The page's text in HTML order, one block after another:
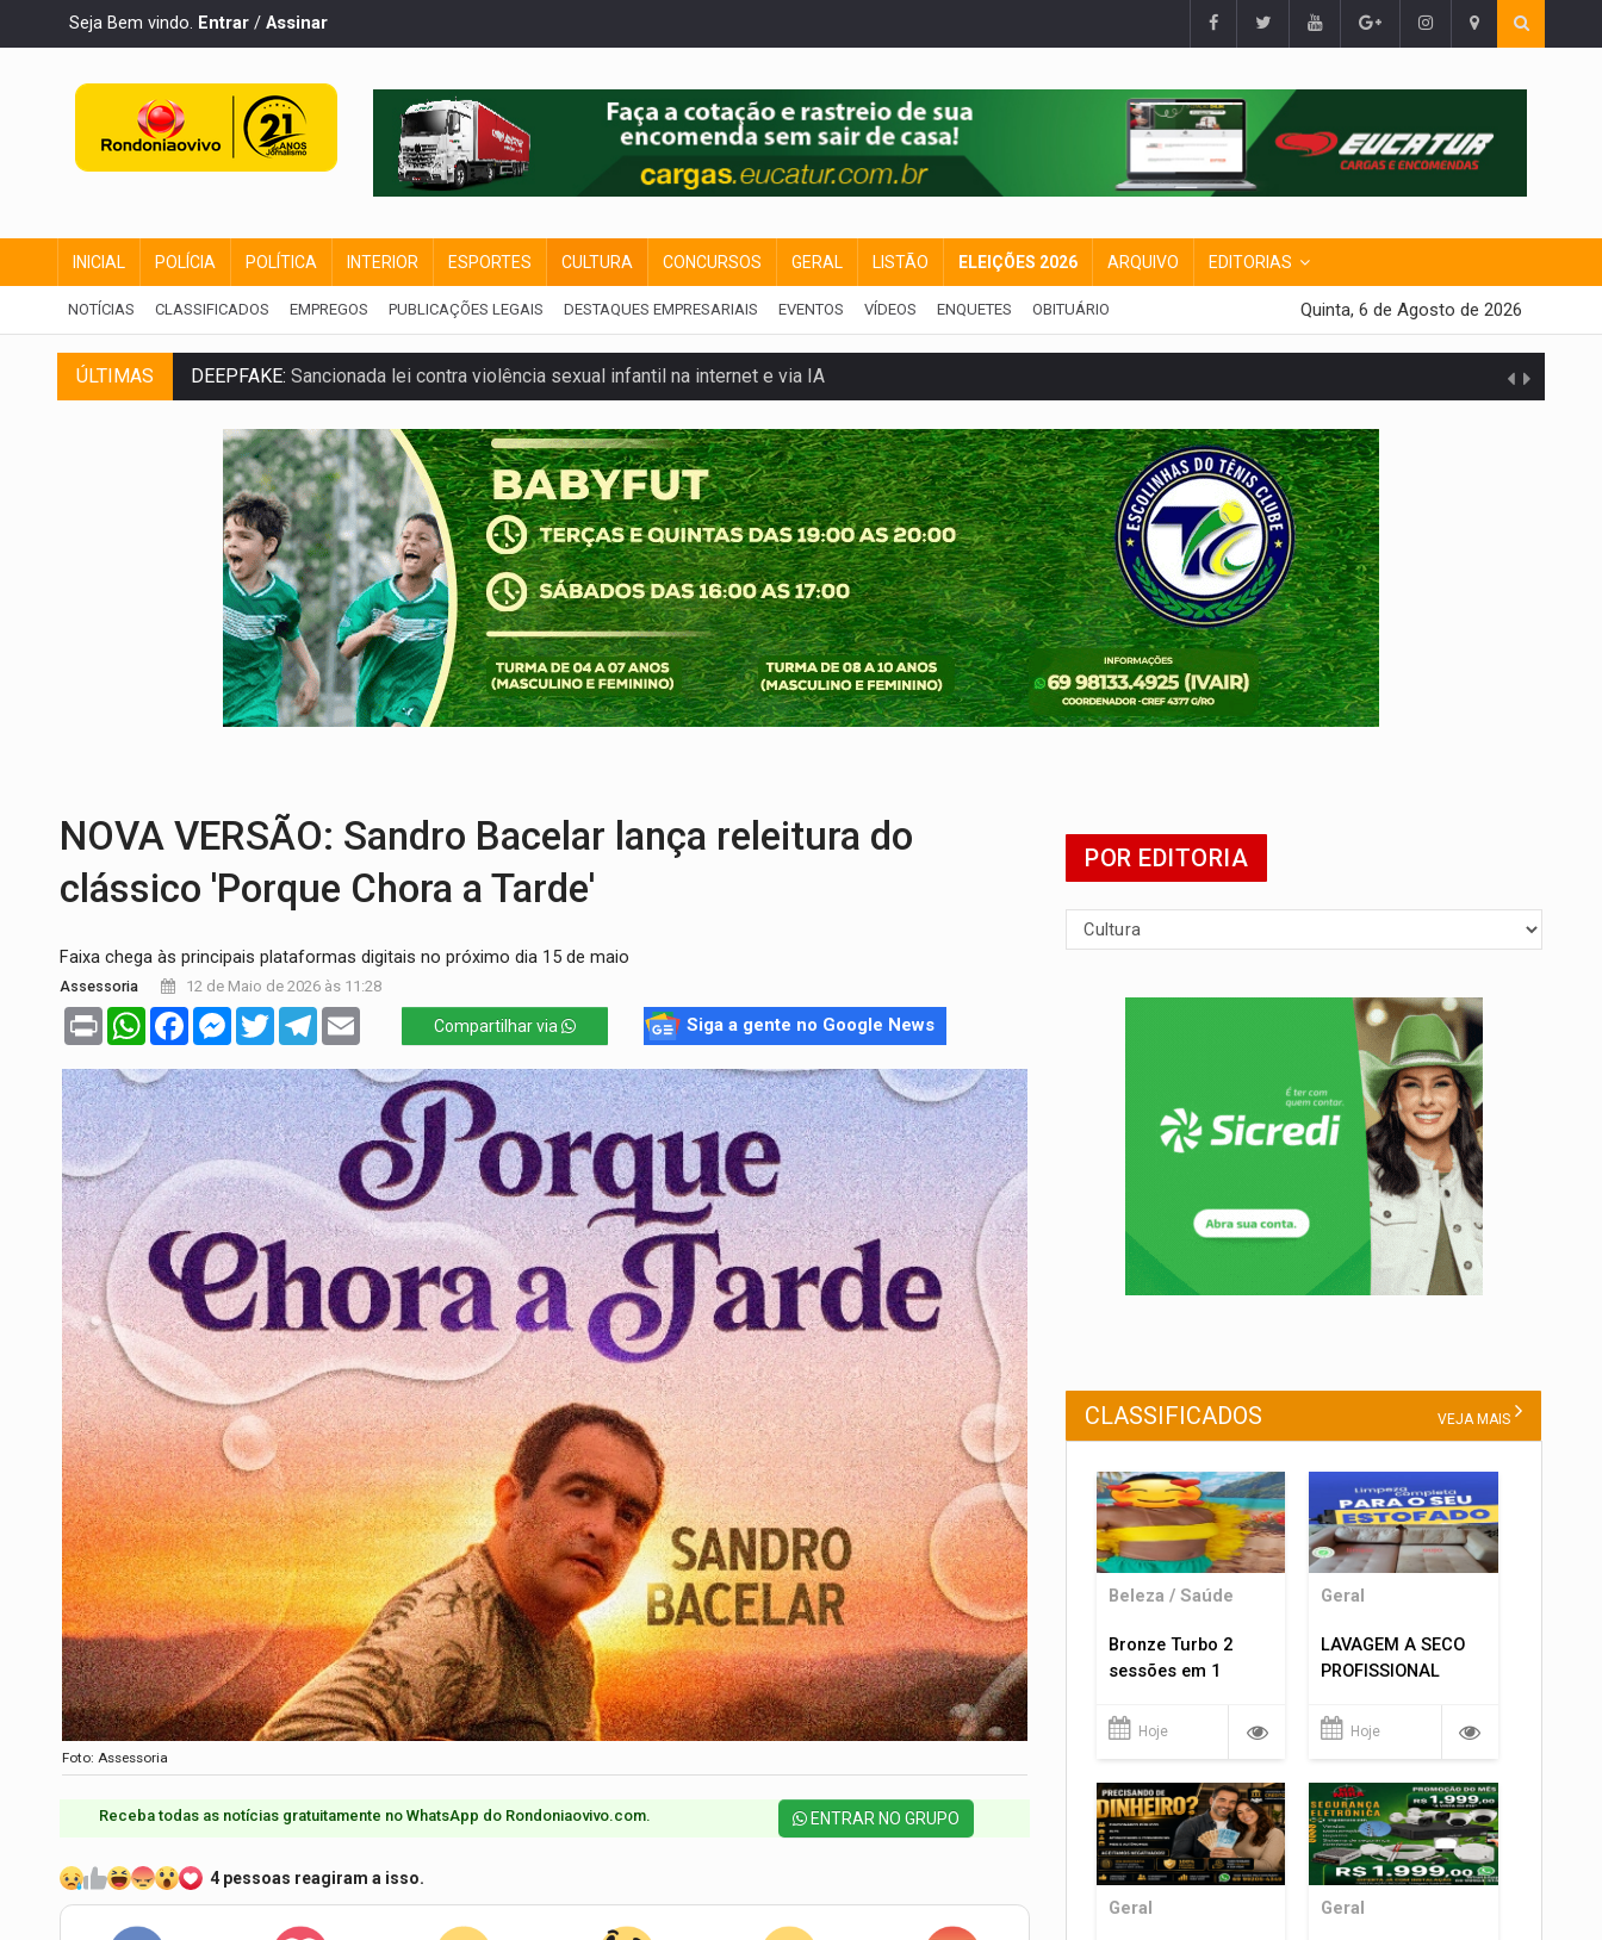
Seja Bem vindo. Entrar / Assinar
INICIAL POLÍCIA POLÍTICA INTERIOR ESPORTES CULTURA CONCURSOS GERAL LISTÃO ELEIÇÕES 2026 ARQUIVO EDITORIAS
NOTÍCIAS CLASSIFICADOS EMPREGOS PUBLICAÇÕES LEGAIS DESTAQUES EMPRESARIAIS EVENTOS VÍDEOS ENQUETES OBITUÁRIO Quinta, 6 de Agosto de 2026
ÚLTIMAS DEEPFAKE: Sancionada lei contra violência sexual infantil na internet e via IA
COLEGIADO:Brasil e Rússia discutem energia nuclear, defesa e ciência em Brasília
URGENTE:Colisão entre caminhão e carro deixa quatro mortos e um em estado grave na BR
ENCONTRO:Amazônia Negra ganha projeção nacional com participação de Marcela Bonfim
PREVISÃO:Porto Velho tem chances de chuvas isoladas nesta sexta-feira (7)
SINDICATOS UNIDOS:Assembleia Geral delibera greve da educação municipal em Porto Velho
PROCESSO SELETIVO:Rondoniaovivo abre oficina de Comunicação com oportunidade de integrar equipe
AGOSTO LILÁS:MPRO lança de portal e promove reflexão sobre trajetória da Lei Maria da Penha
NOVA VERSÃO: Sandro Bacelar lança releitura do
clássico 'Porque Chora a Tarde'
Faixa chega às principais plataformas digitais no próximo dia 15 de maio
Assessoria 12 de Maio de 2026 às 11:28
Print WhatsAppFacebookMessenger
TwitterTelegram Compartilhar via Siga a gente no Google News
Foto: Assessoria
Receba todas as notícias gratuitamente no WhatsApp do Rondoniaovivo.com.​ ENTRAR NO GRUPO
4 pessoas reagiram a isso.
POR EDITORIA
CLASSIFICADOS VEJA MAIS
Beleza / Saúde
Bronze Turbo 2
sessões em 1
Hoje
Geral
LAVAGEM A SECO
PROFISSIONAL
Hoje
Geral Geral